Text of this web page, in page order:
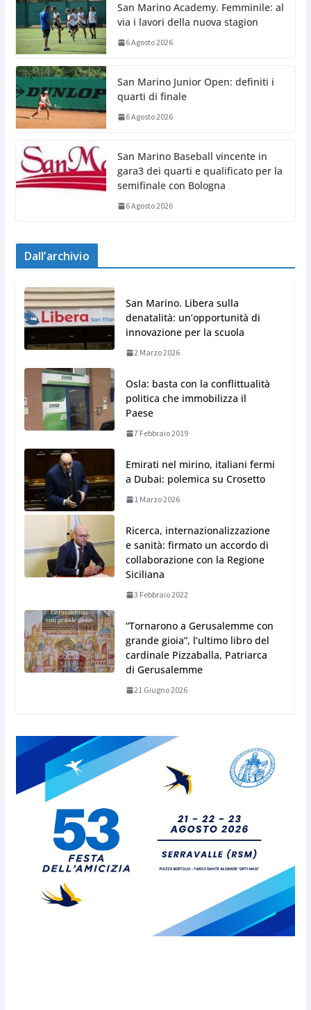
San Marino Academy. Femminile: al
via i lavori della nuova stagion
6 Agosto 2026
San Marino Junior Open: definiti i
quarti di finale
6 Agosto 2026
San Marino Baseball vincente in
gara3 dei quarti e qualificato per la
semifinale con Bologna
6 Agosto 2026
Dall’archivio
San Marino. Libera sulla
denatalità: un’opportunità di
innovazione per la scuola
2 Marzo 2026
Osla: basta con la conflittualità
politica che immobilizza il
Paese
7 Febbraio 2019
Emirati nel mirino, italiani fermi
a Dubai: polemica su Crosetto
1 Marzo 2026
Ricerca, internazionalizzazione
e sanità: firmato un accordo di
collaborazione con la Regione
Siciliana
3 Febbraio 2022
“Tornarono a Gerusalemme con
grande gioia”, l’ultimo libro del
cardinale Pizzaballa, Patriarca
di Gerusalemme
21 Giugno 2026